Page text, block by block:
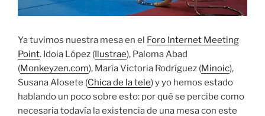
Ya tuvimos nuestra mesa en el Foro Internet Meeting
Point. Idoia López ( Ilustrae), Paloma Abad
(Monkeyzen.com), María Victoria Rodríguez (Minoic),
Susana Alosete (Chica de la tele) y yo hemos estado
hablando un poco sobre esto: por qué se percibe como
necesaria todavía la existencia de una mesa con este